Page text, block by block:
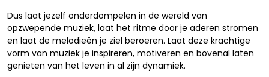
Dus laat jezelf onderdompelen in de wereld van
opzwepende muziek, laat het ritme door je aderen stromen
en laat de melodieën je ziel beroeren. Laat deze krachtige
vorm van muziek je inspireren, motiveren en bovenal laten
genieten van het leven in al zijn dynamiek.